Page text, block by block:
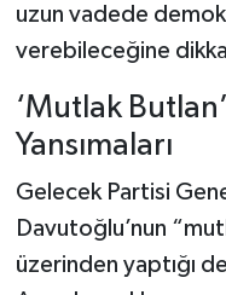
uzun vadede
verebileceğine
‘Mutlak
Yansımaları
Gelecek Partisi
Davutoğlu’nun
üzerinden yaptığı
Dünya Haberleri
Yerel Haberler
Haber Arşivi